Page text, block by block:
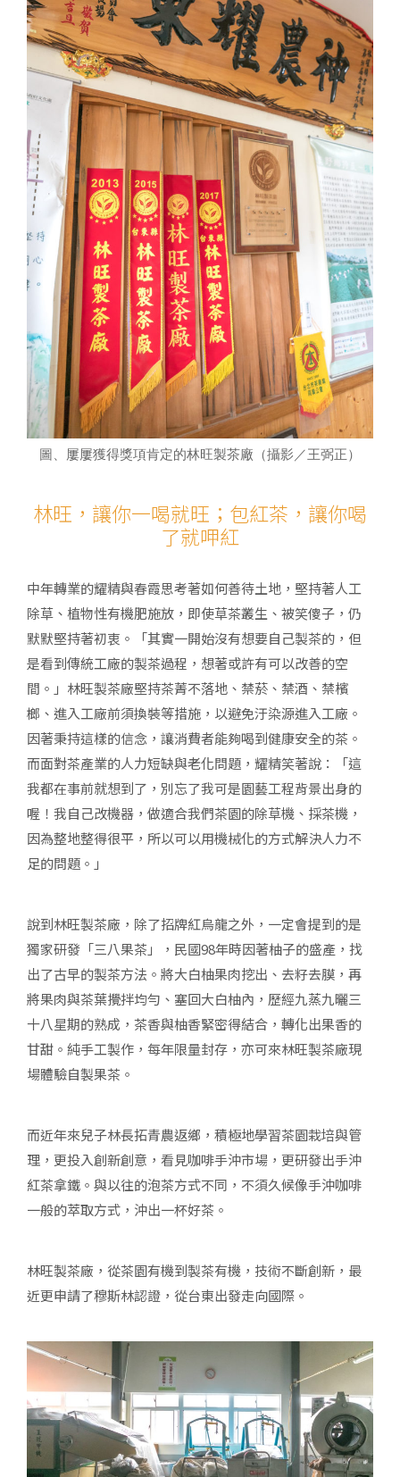
圖、屢屢獲得獎項肯定的林旺製茶廠（攝影／王弼正）
林旺，讓你一喝就旺；包紅茶，讓你喝
了就呷紅
中年轉業的耀精與春霞思考著如何善待土地，堅持著人工
除草、植物性有機肥施放，即使草茶叢生、被笑傻子，仍
默默堅持著初衷。「其實一開始沒有想要自己製茶的，但
是看到傳統工廠的製茶過程，想著或許有可以改善的空
間。」林旺製茶廠堅持茶菁不落地、禁菸、禁酒、禁檳
榔、進入工廠前須換裝等措施，以避免汙染源進入工廠。
因著秉持這樣的信念，讓消費者能夠喝到健康安全的茶。
而面對茶產業的人力短缺與老化問題，耀精笑著說：「這
我都在事前就想到了，別忘了我可是園藝工程背景出身的
喔！我自己改機器，做適合我們茶園的除草機、採茶機，
因為整地整得很平，所以可以用機械化的方式解決人力不
足的問題。」
說到林旺製茶廠，除了招牌紅烏龍之外，一定會提到的是
獨家研發「三八果茶」，民國98年時因著柚子的盛產，找
出了古早的製茶方法。將大白柚果肉挖出、去籽去膜，再
將果肉與茶葉攪拌均勻、塞回大白柚內，歷經九蒸九曬三
十八星期的熟成，茶香與柚香緊密得結合，轉化出果香的
甘甜。純手工製作，每年限量封存，亦可來林旺製茶廠現
場體驗自製果茶。
而近年來兒子林長拓青農返鄉，積極地學習茶園栽培與管
理，更投入創新創意，看見咖啡手沖市場，更研發出手沖
紅茶拿鐵。與以往的泡茶方式不同，不須久候像手沖咖啡
一般的萃取方式，沖出一杯好茶。
林旺製茶廠，從茶園有機到製茶有機，技術不斷創新，最
近更申請了穆斯林認證，從台東出發走向國際。